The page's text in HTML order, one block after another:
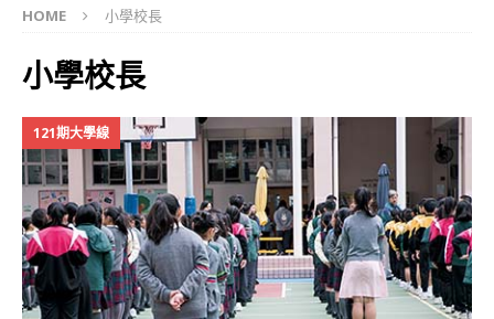
HOME 小學校長
小學校長
121期大學線